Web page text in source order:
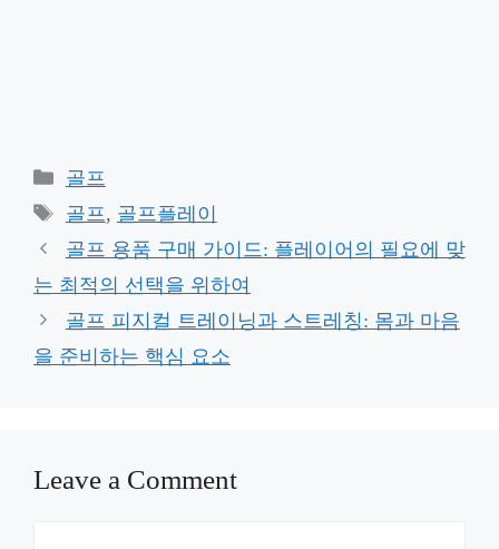
Categories
골프
Tags
골프, 골프플레이
골프 용품 구매 가이드: 플레이어의 필요에 맞
는 최적의 선택을 위하여
골프 피지컬 트레이닝과 스트레칭: 몸과 마음
을 준비하는 핵심 요소
Leave a Comment